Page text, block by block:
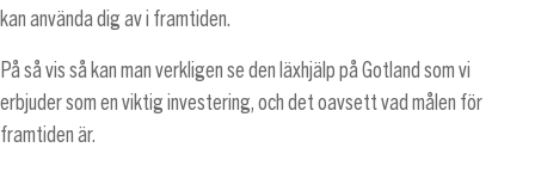
kan använda dig av i framtiden.
På så vis så kan man verkligen se den läxhjälp på Gotland som vi
erbjuder som en viktig investering, och det oavsett vad målen för
framtiden är.